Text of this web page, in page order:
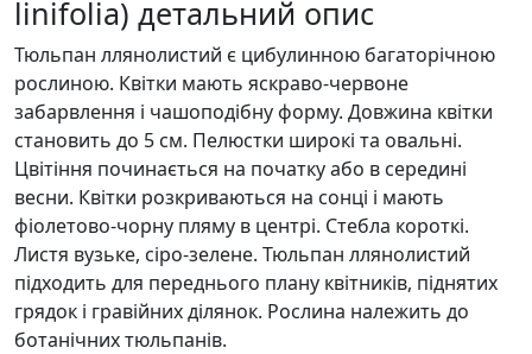
linifolia) детальний опис
Тюльпан ллянолистий є цибулинною багаторічною
рослиною. Квітки мають яскраво-червоне
забарвлення і чашоподібну форму. Довжина квітки
становить до 5 см. Пелюстки широкі та овальні.
Цвітіння починається на початку або в середині
весни. Квітки розкриваються на сонці і мають
фіолетово-чорну пляму в центрі. Стебла короткі.
Листя вузьке, сіро-зелене. Тюльпан ллянолистий
підходить для переднього плану квітників, піднятих
грядок і гравійних ділянок. Рослина належить до
ботанічних тюльпанів.